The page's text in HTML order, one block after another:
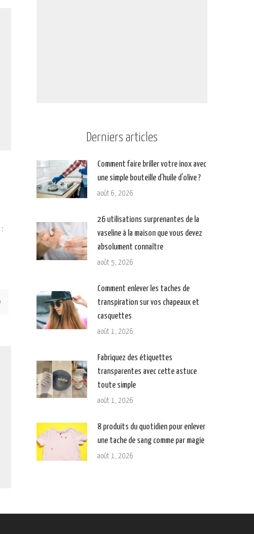
:
Derniers articles
Comment faire briller votre inox avec
une simple bouteille d’huile d’olive ?
août 6, 2026
26 utilisations surprenantes de la
vaseline à la maison que vous devez
absolument connaître
août 5, 2026
Comment enlever les taches de
transpiration sur vos chapeaux et
casquettes
août 1, 2026
Fabriquez des étiquettes
transparentes avec cette astuce
toute simple
août 1, 2026
8 produits du quotidien pour enlever
une tache de sang comme par magie
août 1, 2026